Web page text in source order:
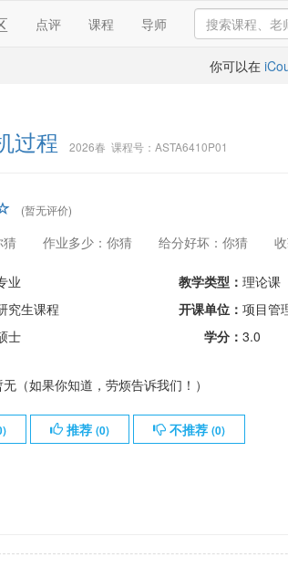
点评 课程 导师
你可以在
过程 2026春 课程号：ASTA6410P01
(暂无评价)
猜 作业多少：你猜 给分好坏：你猜
业 教学类型： 理论课
究生课程 开课单位： 项目管
士 学分： 3.0
（如果你知道，劳烦告诉我们！）
) 推荐 (0) 不推荐 (0)